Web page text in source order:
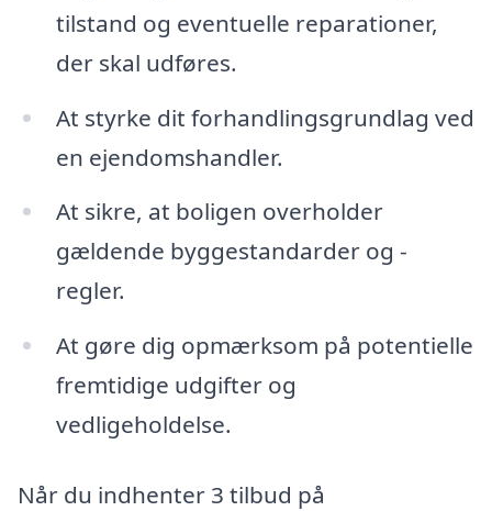
tilstand og eventuelle reparationer,
der skal udføres.
At styrke dit forhandlingsgrundlag ved
en ejendomshandler.
At sikre, at boligen overholder
gældende byggestandarder og -
regler.
At gøre dig opmærksom på potentielle
fremtidige udgifter og
vedligeholdelse.
Når du indhenter 3 tilbud på